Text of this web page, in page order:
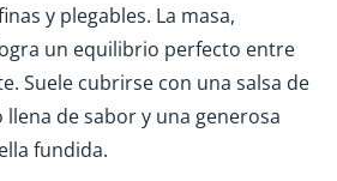
y plegables. La masa,
un equilibrio perfecto entre
Suele cubrirse con una salsa de
de sabor y una generosa
fundida.